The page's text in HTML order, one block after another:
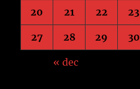
20 21 22 23
27 28 29 30
« dec